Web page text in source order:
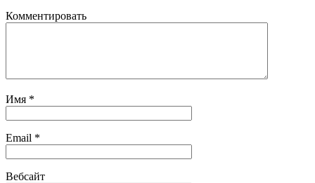
Комментировать
Имя *
Email *
Вебсайт